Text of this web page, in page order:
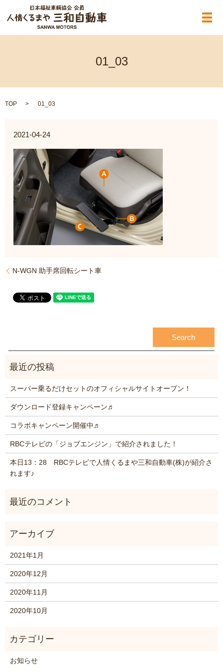
メ
01_03
TOP 01_03
2021-04-24
N-WGN 助手席回転シート車
スーパー乗るだけセットのオフィシャルサイトオープン！
ダウンロード登録キャンペーン♬
コラボキャンペーン開催中♬
RBCテレビの「ジョブエンジン」で紹介されました！
本日13：28 RBCテレビで人情くるまや三和自動車(株)が紹介さ
れます♪
2021年1月
2020年12月
2020年11月
2020年10月
お知らせ